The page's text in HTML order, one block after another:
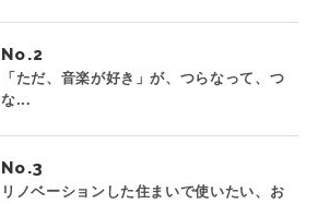
No.
「ただ、音楽が好き」が、つらなって、つ
な...
No.
リノベーションした住まいで使いたい、お